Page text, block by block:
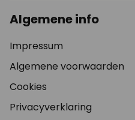
Algemene info
Impressum
Algemene voorwaarden
Cookies
Privacyverklaring